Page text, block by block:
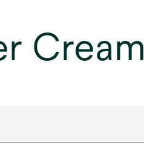
Cream